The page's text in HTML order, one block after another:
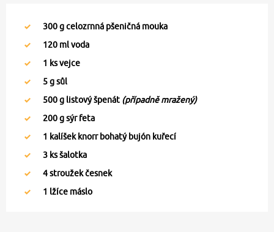
300g celozrnná pšeničná mouka
120 ml voda
1 ks vejce
5g sůl
500g listový špenát (případně mražený)
200g sýr feta
1 kalíšek knorr bohatý bujón kuřecí
3 ks šalotka
4stroužek česnek
1 lžíce máslo